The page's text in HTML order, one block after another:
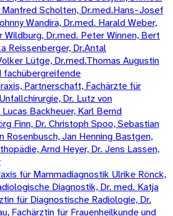
Manfred Scholten, Dr.med.Hans-Josef
Wandira, Dr.med. Harald Weber,
Wildburg, Dr.med. Peter Winnen, Bert
Reissenberger, Dr.Antal
Lütge, Dr.med.Thomas Augustin
fachübergreifende
Partnerschaft, Fachärzte für
Dr. Lutz von
Backheuer, Karl Bernd
Finn, Dr. Christoph Spoo, Sebastian
Rosenbusch, Jan Henning Bastgen,
Arnd Heyer, Dr. Jens Lassen,
für Mammadiagnostik Ulrike Rönck,
Diagnostik, Dr. med. Katja
für Diagnostische Radiologie, Dr.
Fachärztin für Frauenheilkunde und